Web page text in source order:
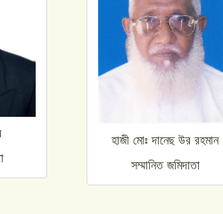
হাজী মােঃ দানেছ উর রহমান
সম্মানিত জমিদাতা